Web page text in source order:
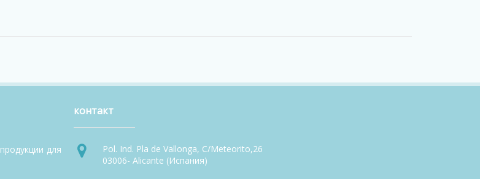
для
контакт
Pol. Ind. Pla de Vallonga, C/Meteorito,26
03006- Alicante (Испания)